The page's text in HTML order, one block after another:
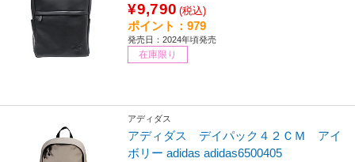
¥9,790 (税込)
ポイント：979
発売日：2024年頃発売
在庫限り
アディダス
アディダス デイパック４２ＣＭ アイ
ボリー adidas adidas6500405